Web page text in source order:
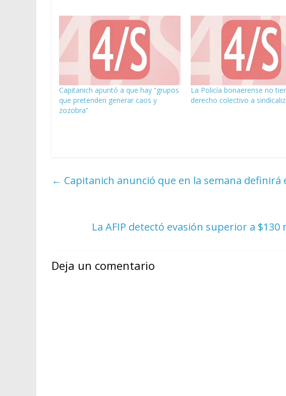
Capitanich apuntó a que hay “grupos
que pretenden generar caos y
zozobra”
La Policía bonaerense no
derecho colectivo a
← Capitanich anunció que en la semana definirá
La AFIP detectó evasión superior a
Deja un comentario